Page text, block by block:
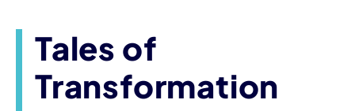
Tales of
Transformation